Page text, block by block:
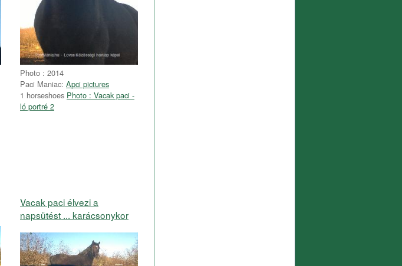
Photo : 2014
Paci Maniac: Apci pictures
1 horseshoes Photo : Vacak paci -
ló portré 2
Vacak paci élvezi a
napsütést ... karácsonykor